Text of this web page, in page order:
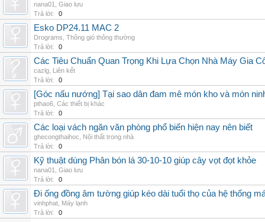
nana01
Giao lưu
Trả lời:
0
Esko DP24.11 MAC 2
Drograms Thông gió thông thường
Trả lời:
0
Các Tiêu Chuẩn Quan Trọng Khi Lựa Chọn Nhà Máy Gia
cazlg Liên kết
Trả lời:
0
[Góc nấu nướng] Tại sao dân đam mê món kho và món
pthao6 Các thiết bị khác
Trả lời:
0
Các loại vách ngăn văn phòng phổ biến hiện nay nên biết
ghecongthaihoc
Nội thất trong nhà
Trả lời:
0
Kỹ thuật dùng Phân bón lá 30-10-10 giúp cây vọt đọt khỏe
nana01
Giao lưu
Trả lời:
0
Đi ống đồng âm tường giúp kéo dài tuổi thọ của hệ thống
vinhphat Máy lạnh
Trả lời:
0